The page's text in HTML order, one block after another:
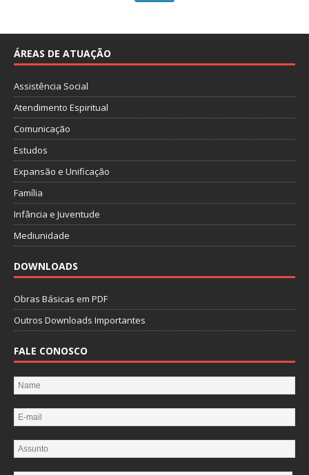
ÁREAS DE ATUAÇÃO
Assistência Social
Atendimento Espiritual
Comunicação
Estudos
Expansão e Unificação
Família
Infância e Juventude
Mediunidade
DOWNLOADS
Obras Básicas em PDF
Outros Downloads Importantes
FALE CONOSCO